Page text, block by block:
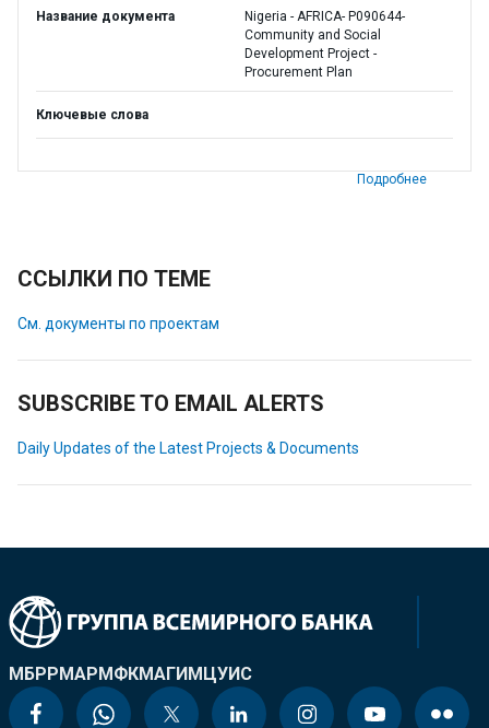
Название документа
Nigeria - AFRICA- P090644-
Community and Social
Development Project -
Procurement Plan
Ключевые слова
Подробнее
ССЫЛКИ ПО ТЕМЕ
См. документы по проектам
SUBSCRIBE TO EMAIL ALERTS
Daily Updates of the Latest Projects & Documents
МБРРМАРМФКМАГИМЦУИС